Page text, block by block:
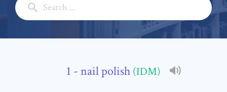
- nail polish (IDM)
Comment: *